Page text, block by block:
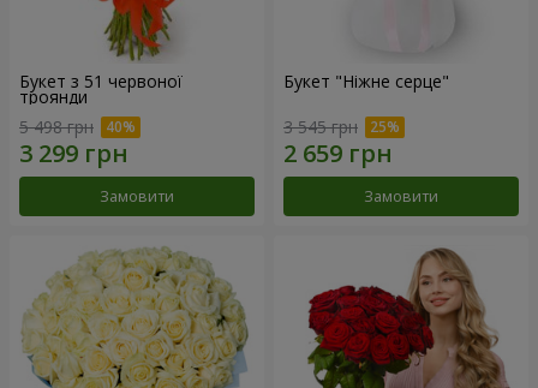
Букет з 51 червоної
троянди
5 498 грн
Замовити
Букет "Ніжне серце"
3 545 грн
Замовити